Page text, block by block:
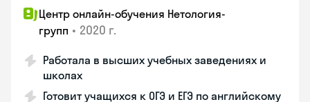
Центр онлайн-обучения Нетология-
групп • 2020 г.
Работала в высших учебных заведениях и
школах
Готовит учащихся к ОГЭ и ЕГЭ по английскому